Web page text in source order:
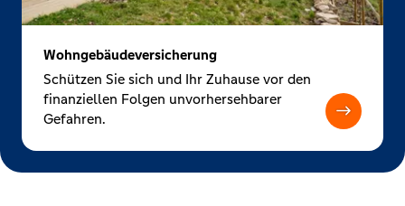
Wohngebäudeversicherung
Schützen Sie sich und Ihr Zuhause vor den
finanziellen Folgen unvorhersehbarer
Gefahren.